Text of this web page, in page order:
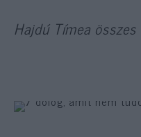
Hajdú Tímea